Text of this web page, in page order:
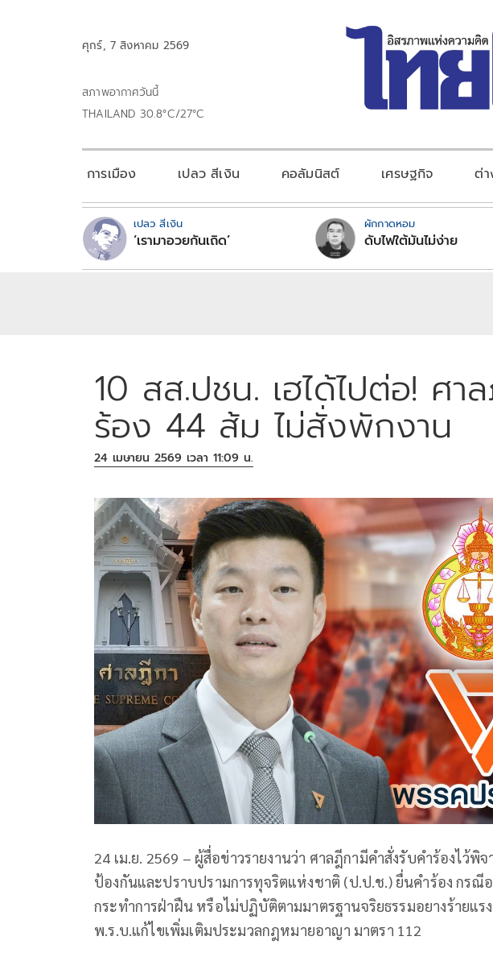
ศุกร์, 7 สิงหาคม 2569
สภาพอากาศวันนี้
THAILAND 30.8°C/27°C
การเมือง เปลว สีเงิน คอลัมนิสต์ เศรษฐกิจ ต่า
เปลว สีเงิน
‘เรามาอวยกันเถิด’
ผักกาดหอม
ดับไฟใต้มันไม่ง่าย
10 สส.ปชน. เฮได้ไปต่อ! ศา
ร้อง 44 ส้ม ไม่สั่งพักงาน
24 เมษายน 2569 เวลา 11:09 น.
24 เม.ย. 2569 – ผู้สื่อข่าวรายงานว่า ศาลฎีกามีคำสั่งรับคำร้องไว้
ป้องกันและปราบปรามการทุจริตแห่งชาติ (ป.ป.ช.) ยื่นคำร้อง กรณี
กระทำการฝ่าฝืน หรือไม่ปฏิบัติตามมาตรฐานจริยธรรมอยางร้ายแร
พ.ร.บ.แก้ไขเพิ่มเติมประมวลกฎหมายอาญา มาตรา 112